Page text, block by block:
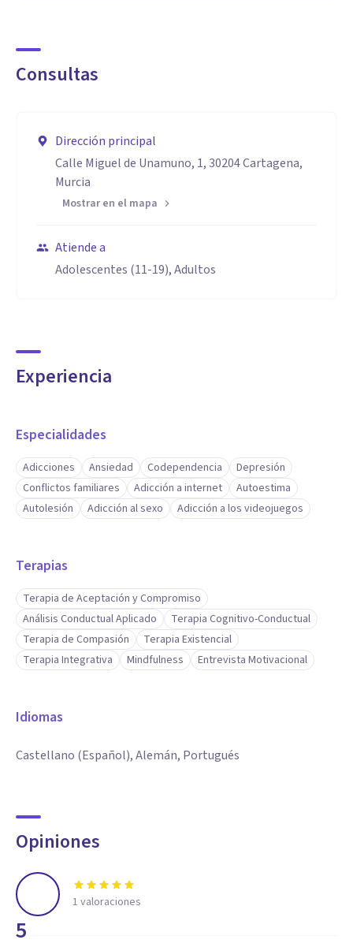
Consultas
Dirección principal
Calle Miguel de Unamuno, 1, 30204 Cartagena,
Murcia
Mostrar en el mapa
Atiende a
Adolescentes (11-19), Adultos
Experiencia
Especialidades
Adicciones Ansiedad Codependencia
Depresión
Conflictos familiares
Adicción a internet
Autoestima
Autolesión
Adicción al sexo Adicción a los videojuegos
Terapias
Terapia de Aceptación y Compromiso
Análisis Conductual Aplicado
Terapia Cognitivo-Conductual
Terapia de Compasión
Terapia Existencial
Terapia Integrativa
Mindfulness Entrevista Motivacional
Idiomas
Castellano (Español), Alemán, Portugués
Opiniones
5
1 valoraciones